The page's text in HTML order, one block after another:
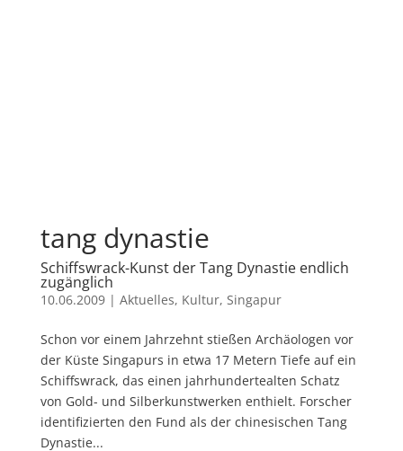
tang dynastie
Schiffswrack-Kunst der Tang Dynastie endlich
zugänglich
10.06.2009| Aktuelles, Kultur, Singapur
Schon vor einem Jahrzehnt stießen Archäologen vor
der Küste Singapurs in etwa 17 Metern Tiefe auf ein
Schiffswrack, das einen jahrhundertealten Schatz
von Gold- und Silberkunstwerken enthielt. Forscher
identifizierten den Fund als der chinesischen Tang
Dynastie...